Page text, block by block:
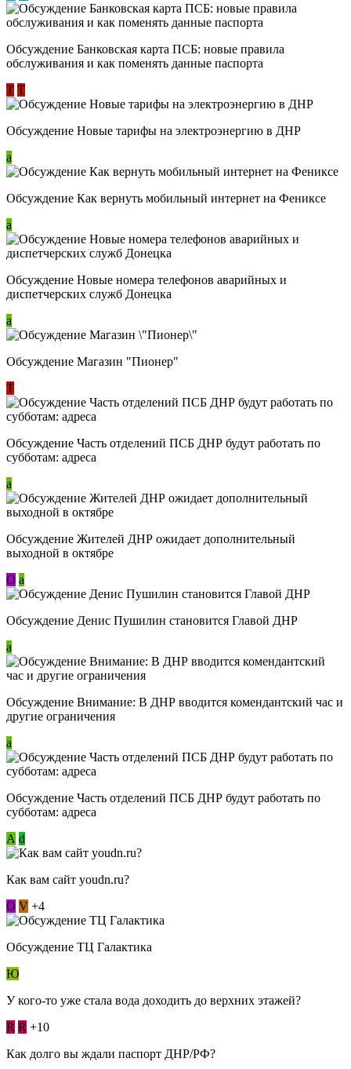
Обсуждение ​Банковская карта ПСБ: новые правила
обслуживания и как поменять данные паспорта
Т Т
Обсуждение Новые тарифы на электроэнергию в ДНР
a
Обсуждение Как вернуть мобильный интернет на Фениксе
a
Обсуждение Новые номера телефонов аварийных и
диспетчерских служб Донецка
a
Обсуждение Магазин "Пионер"
Т
Обсуждение Часть отделений ПСБ ДНР будут работать по
субботам: адреса
a
Обсуждение Жителей ДНР ожидает дополнительный
выходной в октябре
О a
Обсуждение Денис Пушилин становится Главой ДНР
a
Обсуждение Внимание: В ДНР вводится комендантский час и
другие ограничения
a
Обсуждение Часть отделений ПСБ ДНР будут работать по
субботам: адреса
А d
Как вам сайт youdn.ru?
О V +4
Обсуждение ТЦ Галактика
Ю
У кого-то уже стала вода доходить до верхних этажей?
R R +10
Как долго вы ждали паспорт ДНР/РФ?